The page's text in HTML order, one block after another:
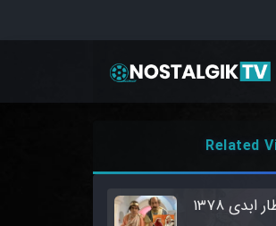
Related
۱۳۷۸